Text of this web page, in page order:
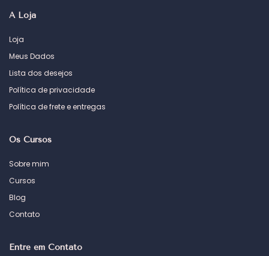
A Loja
Loja
Meus Dados
Lista dos desejos
Política de privacidade
Política de frete e entregas
Os Cursos
Sobre mim
Cursos
Blog
Contato
Entre em Contato